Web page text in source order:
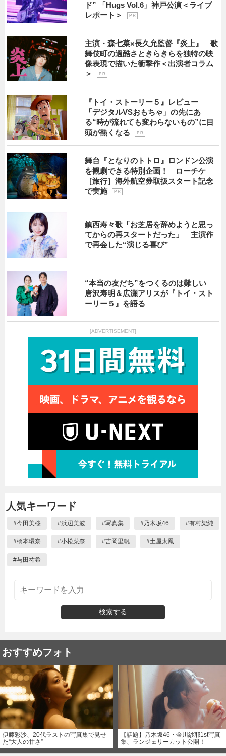
ド” 「Hugs Vol.6」神戸公演＜ライブ
レポート＞
P R
主演・森七菜×長久允監督『炎上』 歌
舞伎町の過酷さときらきらを独特の映
像表現で描いた衝撃作＜出演者コラム
＞
P R
『トイ・ストーリー５』レビュー
「デジタルVSおもちゃ」の先にあ
る“時が流れても変わらないもの”に目
頭が熱くなる
P R
舞台『となりのトトロ』ロンドン公演
を観劇できる特別企画！ ローチケ
［旅行］海外航空券取扱スタート記念
で実施
P R
鎮西寿々歌「お芝居を辞めようと思っ
てからの再スタートだった」 主演作
で再会した“演じる喜び”
“本当の友だち”をつくるのは難しい
唐沢寿明＆広瀬アリスが『トイ・スト
ーリー５』を語る
[ADVERTISEMENT]
人気キーワード
#今田美桜 #浜辺美波 #写真集 #乃木坂46 #有村架純
#橋本環奈 #小松菜奈 #吉岡里帆 #土屋太鳳
#与田祐希
検索する
おすすめフォト
伊藤彩沙、20代ラストの写真集で見せ
た“大人の甘さ”
【話題】乃木坂46・金川紗耶1st写真
集、ランジェリーカット公開！